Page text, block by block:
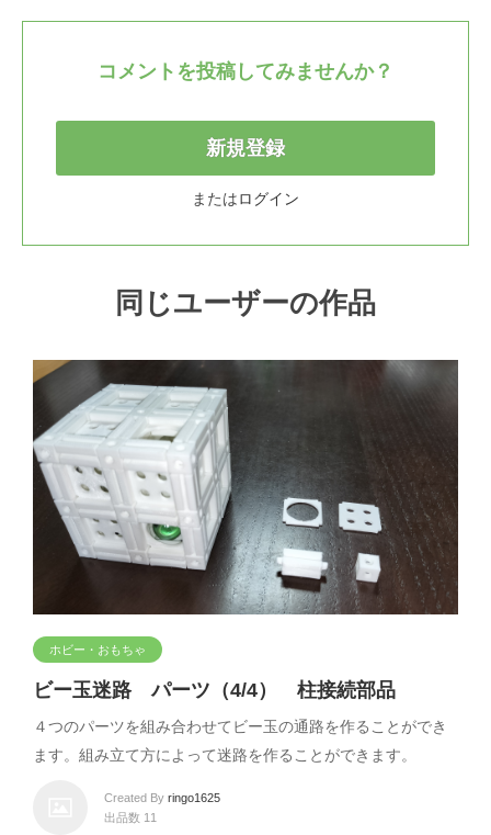
コメントを投稿してみませんか？
新規登録
またはログイン
同じユーザーの作品
ホビー・おもちゃ
ビー玉迷路 パーツ（4/4） 柱接続部品
４つのパーツを組み合わせてビー玉の通路を作ることができ
ます。組み立て方によって迷路を作ることができます。
Created By ringo1625
出品数 11